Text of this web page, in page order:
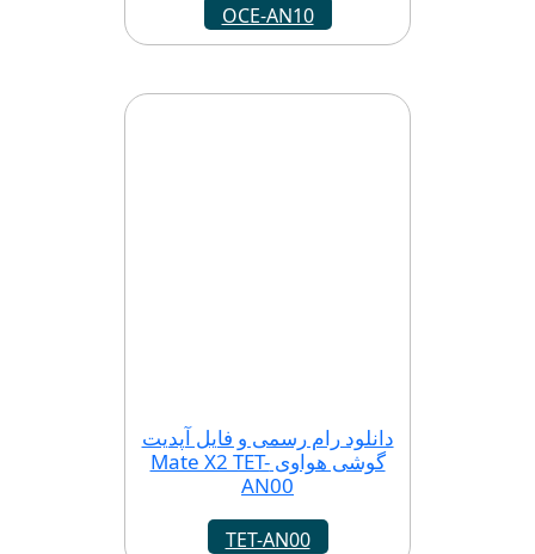
OCE-AN10
دانلود رام رسمی و فایل آپدیت
گوشی هواوی Mate X2 TET-
AN00
TET-AN00